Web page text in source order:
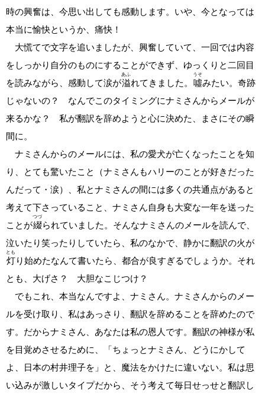
時の興奮は、今思い出しても感動します。いや、今となっては
本当に愉快というか、痛快！
大慌てで文字を追いましたが、興奮していて、一回では内容
をしっかり自分のものにすることができず、ゆっくりと二回目
を読みながら、感動して涙が溢
あふ
れてきました。 噓
うそ
みたい。奇跡
じゃないの？ なんでこのタイミングにナミさんからメールが
来るかな？ 私が翻訳を辞めようと心に決めた、まさにその瞬
間に。
ナミさんからのメールには、私の愛犬が亡くなったことを知
り、とても驚いたこと（ナミさんもハリーのことが好きだった
んだって・涙）、私とナミさんの間には多くの共通点があると
考えて下さっていること、ナミさん自身も大変な一年を送った
ことが綴
つづ
られていました。そんなナミさんのメールを読んで、
泣いたり笑ったりしていたら、私のなかで、静かに翻訳の火が
灯
とも
り始めたなんて書いたら、都合が良すぎるでしょうか。それ
とも、大げさ？ 大胆なこじつけ？
でもこれ、本当なんですよ、ナミさん。ナミさんからのメー
ルを受け取り、私はあっさり、翻訳を辞めることを辞めたので
す。だからナミさん、あなたは私の恩人です。翻訳の神様が私
を目覚めさせるために、「ちょっとナミさん、どうにかして
よ、日本の村井理子を」と、魔法をかけたに違いない。私は思
い込みが激しいタイプだから、そう考えて毎日せっせと翻訳し